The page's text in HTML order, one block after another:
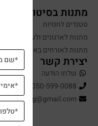
מתנות בסיטונאות
סטנדים לחנויות
מתנות לארגונים ולעובדים
מתנות לאורחים באירועים
יצירת קשר
שלחו הודעה
050-599-0088
hugandtag@gmail.com